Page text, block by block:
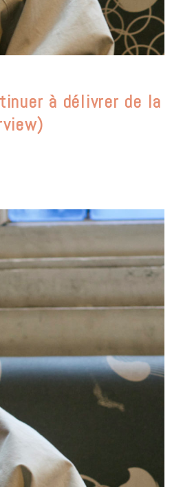
à délivrer de la
BONS PLANS
expos, kart, aéroplume…